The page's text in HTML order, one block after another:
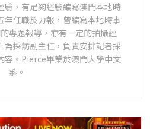
驗，有足夠經驗編寫澳門本地時
任職於力報，曾編寫本地時事
專題報導，亦有一定的拍攝經
採訪副主任，負責安排記者採
容。Pierce畢業於澳門大學中文
系。